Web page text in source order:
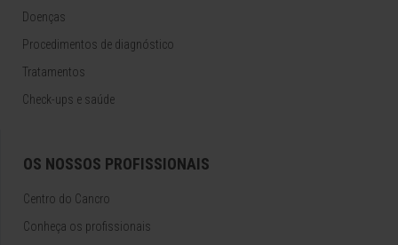
Doenças
Procedimentos de diagnóstico
Tratamentos
Check-ups e saúde
OS NOSSOS PROFISSIONAIS
Centro do Cancro
Conheça os profissionais